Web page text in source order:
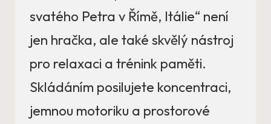
svatého Petra v Římě, Itálie“ není
jen hračka, ale také skvělý nástroj
pro relaxaci a trénink paměti.
Skládáním posilujete koncentraci,
jemnou motoriku a prostorové